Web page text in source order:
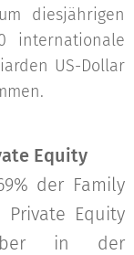
diesjährigen
internationale
US-Dollar
Equity
der Family
Private Equity
in der